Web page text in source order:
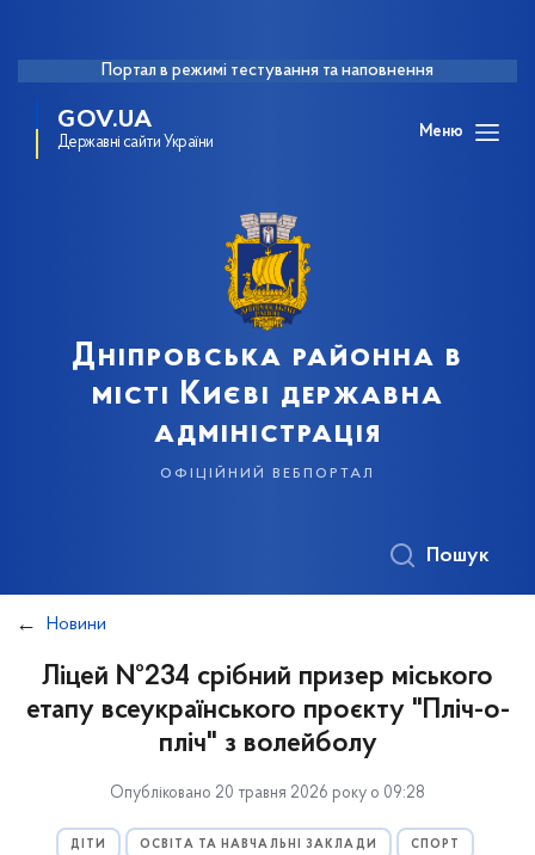
Портал в режимі тестування та наповнення
GOV.UA
Державні сайти України
Меню
Дніпровська районна в
місті Києві державна
адміністрація
офіційний вебпортал
Пошук
Новини
Ліцей №234 срібний призер міського
етапу всеукраїнського проєкту "Пліч-о-
пліч" з волейболу
Опубліковано 20 травня 2026 року о 09:28
ДІТИ ОСВІТА ТА НАВЧАЛЬНІ ЗАКЛАДИ СПОРТ